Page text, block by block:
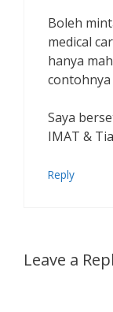
Boleh
medical
hanya
contohnya
Saya
IMAT &
Reply
Leave a